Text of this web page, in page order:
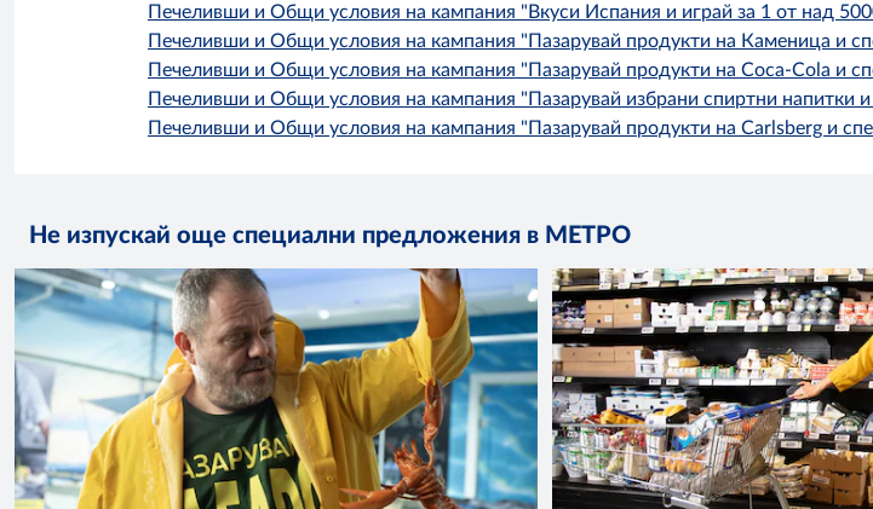
Печеливши и Общи условия на кампания "Вкуси Испания и играй за 1 от над
Печеливши и Общи условия на кампания "Пазарувай продукти на Каменица и
Печеливши и Общи условия на кампания "Пазарувай продукти на Coca-Cola и
Печеливши и Общи условия на кампания "Пазарувай избрани спиртни напитки
Печеливши и Общи условия на кампания "Пазарувай продукти на Carlsberg и
Не изпускай още специални предложения в МЕТРО